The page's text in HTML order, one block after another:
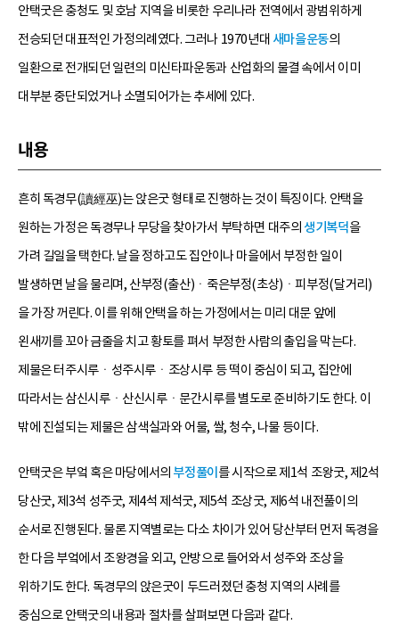
안택굿은 충청도 및 호남 지역을 비롯한 우리나라 전역에서 광범위하게
전승되던 대표적인 가정의례였다. 그러나 1970년대 새마을운동의
일환으로 전개되던 일련의 미신타파운동과 산업화의 물결 속에서 이미
대부분 중단되었거나 소멸되어가는 추세에 있다.
내용
흔히 독경무(讀經巫)는 앉은굿 형태로 진행하는 것이 특징이다. 안택을
원하는 가정은 독경무나 무당을 찾아가서 부탁하면 대주의생기복덕을
가려 길일을 택한다. 날을 정하고도 집안이나 마을에서 부정한 일이
발생하면 날을 물리며, 산부정(출산)ㆍ죽은부정(초상)ㆍ피부정(달거리)
을 가장 꺼린다. 이를 위해 안택을 하는 가정에서는 미리 대문 앞에
왼새끼를 꼬아 금줄을 치고 황토를 펴서 부정한 사람의 출입을 막는다.
제물은 터주시루ㆍ성주시루ㆍ조상시루 등 떡이 중심이 되고, 집안에
따라서는 삼신시루ㆍ산신시루ㆍ문간시루를 별도로 준비하기도 한다. 이
밖에 진설되는 제물은 삼색실과와 어물, 쌀, 청수, 나물 등이다.
안택굿은 부엌 혹은 마당에서의 부정풀이 를 시작으로 제1석 조왕굿, 제2석
당산굿, 제3석 성주굿, 제4석 제석굿, 제5석 조상굿, 제6석 내전풀이의
순서로 진행된다. 물론 지역별로는 다소 차이가 있어 당산부터 먼저 독경을
한 다음 부엌에서 조왕경을 외고, 안방으로 들어와서 성주와 조상을
위하기도 한다. 독경무의 앉은굿이 두드러졌던 충청 지역의 사례를
중심으로 안택굿의 내용과 절차를 살펴보면 다음과 같다.